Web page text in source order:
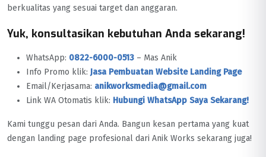
berkualitas yang sesuai target dan anggaran.
Yuk, konsultasikan kebutuhan Anda sekarang!
WhatsApp: 0822-6000-0513 – Mas Anik
Info Promo klik: Jasa Pembuatan Website Landing Page
Email/Kerjasama: anikworksmedia@gmail.com
Link WA Otomatis klik: Hubungi WhatsApp Saya Sekarang!
Kami tunggu pesan dari Anda. Bangun kesan pertama yang kuat
dengan landing page profesional dari Anik Works sekarang juga!